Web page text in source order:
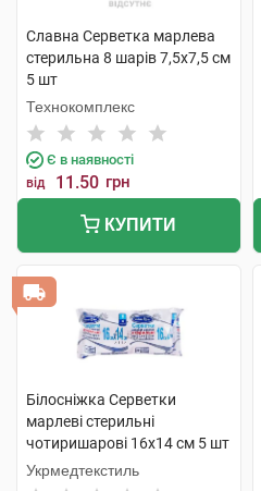
Славна Серветка марлева
стерильна 8 шарів 7,5х7,5 см
5 шт
Технокомплекс
Є в наявності
від 11.50 грн
КУПИТИ
Білосніжка Серветки
марлеві стерильні
чотиришарові 16x14 cм 5 шт
Укрмедтекстиль